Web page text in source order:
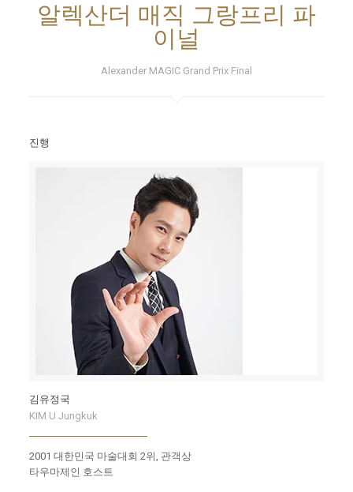
알렉산더 매직 그랑프리 파
이널
Alexander MAGIC Grand Prix Final
진행
김유정국
KIM U Jungkuk
2001 대한민국 마술대회 2위, 관객상
타우마제인 호스트